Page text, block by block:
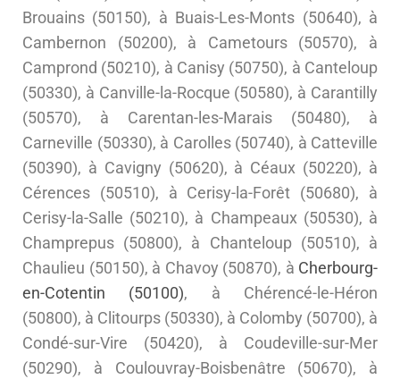
Brouains (50150), à Buais-Les-Monts (50640), à
Cambernon (50200), à Cametours (50570), à
Camprond (50210), à Canisy (50750), à Canteloup
(50330), à Canville-la-Rocque (50580), à Carantilly
(50570), à Carentan-les-Marais (50480), à
Carneville (50330), à Carolles (50740), à Catteville
(50390), à Cavigny (50620), à Céaux (50220), à
Cérences (50510), à Cerisy-la-Forêt (50680), à
Cerisy-la-Salle (50210), à Champeaux (50530), à
Champrepus (50800), à Chanteloup (50510), à
Chaulieu (50150), à Chavoy (50870), à Cherbourg-
en-Cotentin (50100), à Chérencé-le-Héron
(50800), à Clitourps (50330), à Colomby (50700), à
Condé-sur-Vire (50420), à Coudeville-sur-Mer
(50290), à Coulouvray-Boisbenâtre (50670), à